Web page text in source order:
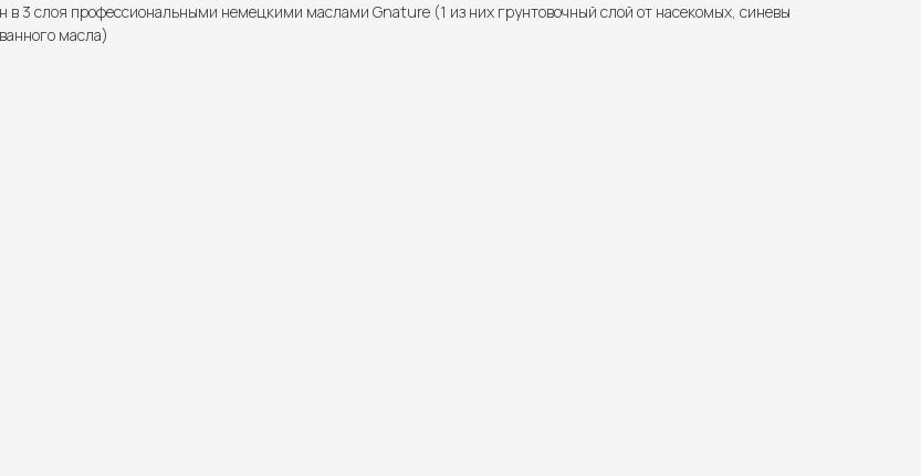
в 3 слоя профессиональными немецкими маслами Gnature (1 из них грунтовочный слой от насекомых, синевы
масла)